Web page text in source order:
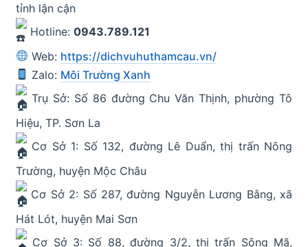
tỉnh lận cận
Hotline: 0943.789.121
Web: https://dichvuhuthamcau.vn/
Zalo: Môi Trường Xanh
Trụ Sở: Số 86 đường Chu Văn Thịnh, phường Tô
Hiệu, TP. Sơn La
Cơ Sở 1: Số 132, đường Lê Duẩn, thị trấn Nông
Trường, huyện Mộc Châu
Cơ Sở 2: Số 287, đường Nguyễn Lương Bằng, xã
Hát Lót, huyện Mai Sơn
Cơ Sở 3: Số 88, đường 3/2, thị trấn Sông Mã,